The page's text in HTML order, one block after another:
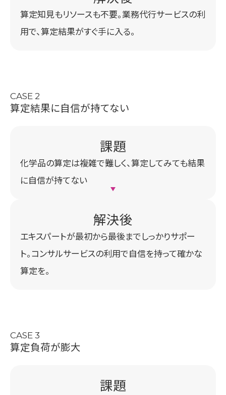
算定知見もリソースも不要。業務代行サービスの利
用で、算定結果がすぐ手に入る。
CASE 2
算定結果に自信が持てない
化学品の算定は複雑で難しく、算定してみても結果
に自信が持てない
エキスパートが最初から最後までしっかりサポー
ト。コンサルサービスの利用で自信を持って確かな
算定を。
CASE 3
算定負荷が膨大